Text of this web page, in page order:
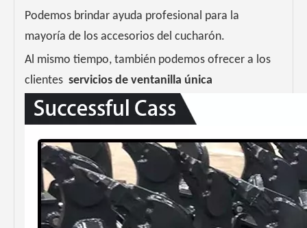
Podemos brindar ayuda profesional para la
mayoría de los accesorios del cucharón.
Al mismo tiempo, también podemos ofrecer a los
clientes servicios de ventanilla única